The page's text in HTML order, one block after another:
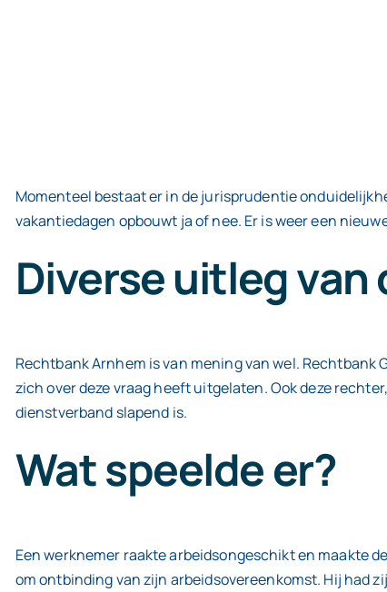
Momenteel bestaat er in de jurisprudentie
vakantiedagen opbouwt ja of nee. Er is weer een
Diverse uitleg van
Rechtbank Arnhem is van mening van wel.
zich over deze vraag heeft uitgelaten. Ook deze
dienstverband slapend is.
Wat speelde er?
Een werknemer raakte arbeidsongeschikt en maakte
om ontbinding van zijn arbeidsovereenkomst. Hij had